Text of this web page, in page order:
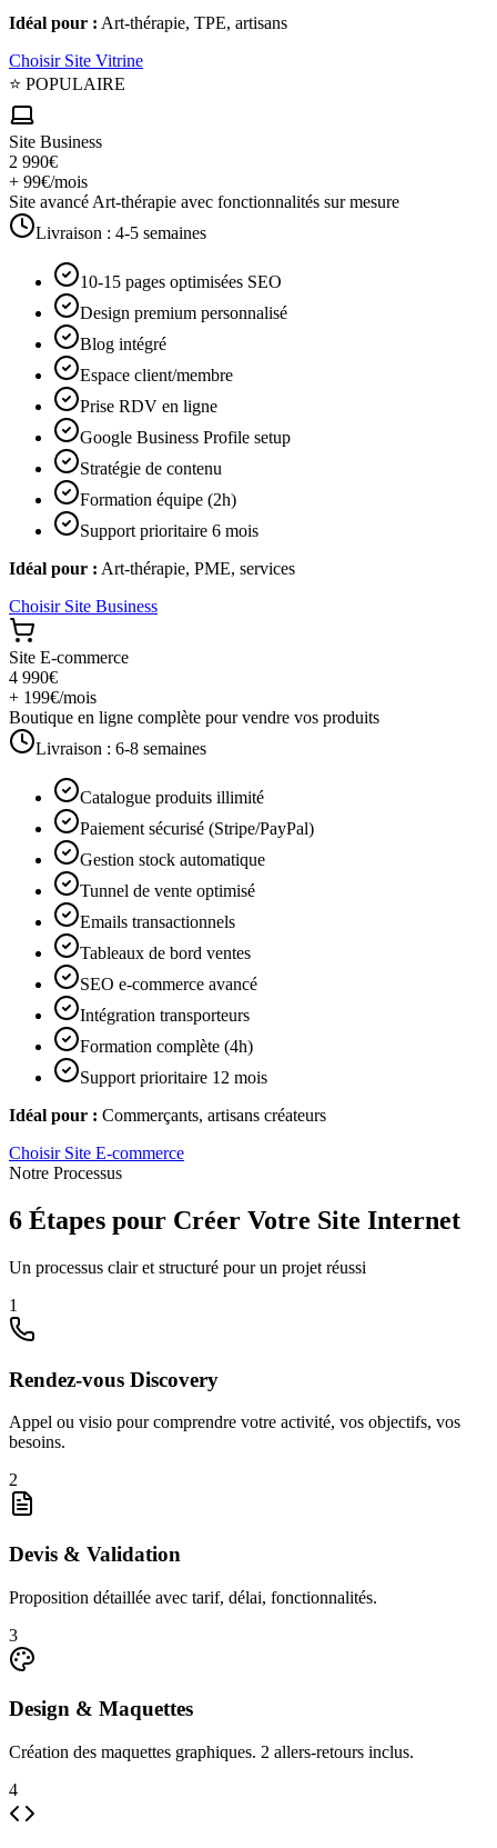
Idéal pour : Art-thérapie, TPE, artisans
Choisir Site Vitrine
⭐ POPULAIRE
Site Business
2 990€
+ 99€/mois
Site avancé Art-thérapie avec fonctionnalités sur mesure
Livraison : 4-5 semaines
10-15 pages optimisées SEO
Design premium personnalisé
Blog intégré
Espace client/membre
Prise RDV en ligne
Google Business Profile setup
Stratégie de contenu
Formation équipe (2h)
Support prioritaire 6 mois
Idéal pour : Art-thérapie, PME, services
Choisir Site Business
Site E-commerce
4 990€
+ 199€/mois
Boutique en ligne complète pour vendre vos produits
Livraison : 6-8 semaines
Catalogue produits illimité
Paiement sécurisé (Stripe/PayPal)
Gestion stock automatique
Tunnel de vente optimisé
Emails transactionnels
Tableaux de bord ventes
SEO e-commerce avancé
Intégration transporteurs
Formation complète (4h)
Support prioritaire 12 mois
Idéal pour : Commerçants, artisans créateurs
Choisir Site E-commerce
Notre Processus
6 Étapes pour Créer Votre Site Internet
Un processus clair et structuré pour un projet réussi
1
Rendez-vous Discovery
Appel ou visio pour comprendre votre activité, vos objectifs, vos
besoins.
2
Devis & Validation
Proposition détaillée avec tarif, délai, fonctionnalités.
3
Design & Maquettes
Création des maquettes graphiques. 2 allers-retours inclus.
4